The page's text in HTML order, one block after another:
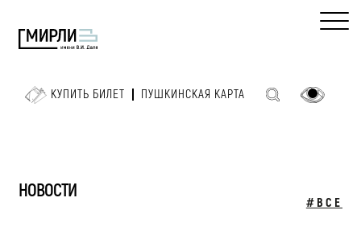
КУПИТЬ БИЛЕТ ПУШКИНСКАЯ КАРТА
НОВОСТИ
#ВСЕ